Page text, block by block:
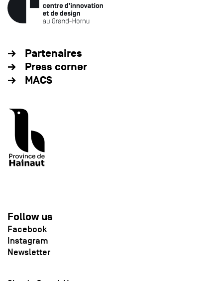
Partenaires
Press corner
MACS
Follow us
Facebook
Instagram
Newsletter